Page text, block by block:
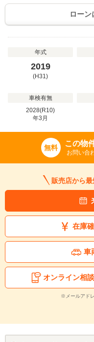
ローン
年式
2019
(H31)
車検有無
2028(R10)
年3 月
無料 この物
お問い合
販売店から
在庫
車
オンライン相
※メールアド